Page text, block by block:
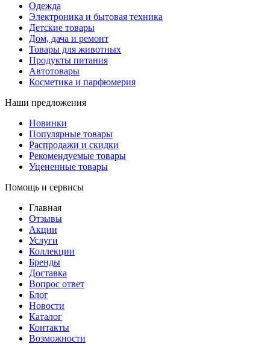
Одежда
Электроника и бытовая техника
Детские товары
Дом, дача и ремонт
Товары для животных
Продукты питания
Автотовары
Косметика и парфюмерия
Наши предложения
Новинки
Популярные товары
Распродажи и скидки
Рекомендуемые товары
Уцененные товары
Помощь и сервисы
Главная
Отзывы
Акции
Услуги
Коллекции
Бренды
Доставка
Вопрос ответ
Блог
Новости
Каталог
Контакты
Возможности